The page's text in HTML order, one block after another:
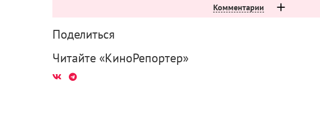
Комментарии
Поделиться
Читайте «КиноРепортер»